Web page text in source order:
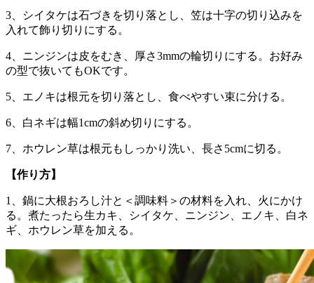
3、シイタケは石づきを切り落とし、笠は十字の切り込みを
入れて飾り切りにする。
4、ニンジンは皮をむき、厚さ3mmの輪切りにする。お好み
の型で抜いてもOKです。
5、エノキは根元を切り落とし、食べやすい束に分ける。
6、白ネギは幅1cmの斜め切りにする。
7、ホウレン草は根元もしっかり洗い、長さ5cmに切る。
【作り方】
1、鍋に大根おろし汁と＜調味料＞の材料を入れ、火にかけ
る。煮たったら生カキ、シイタケ、ニンジン、エノキ、白ネ
ギ、ホウレン草を加える。